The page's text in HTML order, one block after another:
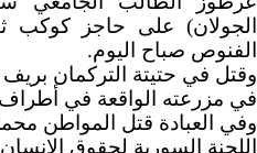
الجولان) على حاجز
الفنوص صباح اليوم.
في مزرعته الواقعة في أطراف
وفي العبادة قتل المواطن
اللجنة السورية لحقوق الإنسان